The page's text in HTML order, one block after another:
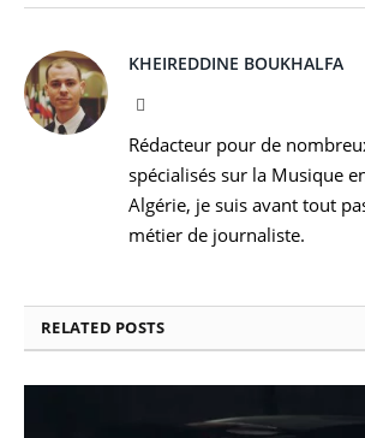
KHEIREDDINE BOUKHALFA
Rédacteur pour de
spécialisés sur la Musique
Algérie, je suis avant tout
métier de journaliste.
RELATED POSTS